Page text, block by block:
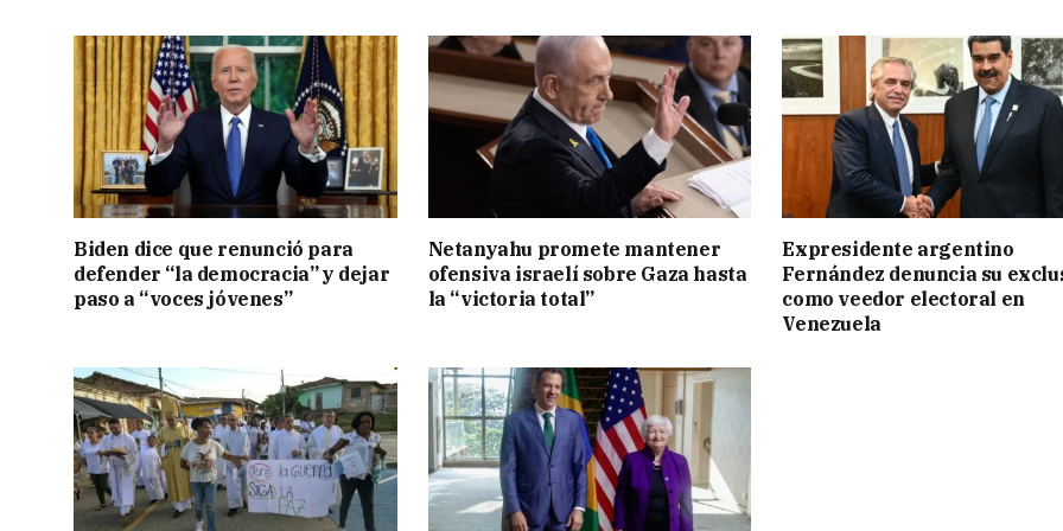
Biden dice que renunció para
defender “la democracia” y dejar
paso a “voces jóvenes”
Netanyahu promete mantener
ofensiva israelí sobre Gaza hasta
la “victoria total”
Expresidente argentino
Fernández denuncia su
como veedor electoral en
Venezuela